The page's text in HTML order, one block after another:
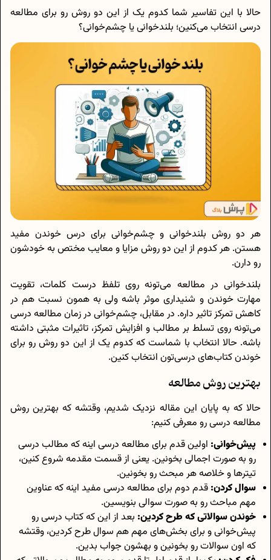
حالا با این تفاسیر شما کدوم یک از این دو روش رو برای مطالعه
درسی انتخاب می‌کنین؛ بلندخوانی یا چشم‌خوانی؟
هر دو روش بلندخوانی و چشم‌خوانی برای درس خوندن مفید
هستن. هر کدوم از این دو روش مزایا و معایب مختص به خودشون
رو دارن.
بلندخوانی در مطالعه می‌تونه روی تلفظ درست کلمات، تقویت
مهارت خوندن و شنیداری موثر باشه ولی به همون نسبت هم در
کاهش تمرکز تاثیر داره. در مقابل، چشم‌خوانی در زمان مطالعه درسی
می‌تونه روی تسلط بر مطالب و افزایش تمرکز، تاثیرات مثبتی داشته
باشه. حالا انتخاب با شماست که کدوم یک از این دو روش رو برای
خوندن کتاب‌های درسی‌تون انتخاب کنین.
بهترین روش مطالعه
حالا که به پایان این مقاله نزدیک شدیم، وقتشه که بهترین روش
مطالعه درسی رو معرفی کنیم:
پیش‌خوانی: اولین قدم برای مطالعه درسی اینه که مطالب درسی
رو به صورت اجمالی بخونین. یعنی از قسمت مقدمه شروع کنین،
تیترها و خلاصه هر مبحث رو بخونین.
سوال کردن: قدم دوم برای مطالعه درسی مفید اینه که عناوین
مهم مباحث رو به صورت سوالی بنویسین.
خوندن سوالاتی که طرح کردین: بعد از این که کتاب درسی رو
پیش‌خوانی و برای بخش‌های مهم هم سوال طرح کردین، وقتشه
که اون سوالات رو بخونین و بهشون جواب بدین.